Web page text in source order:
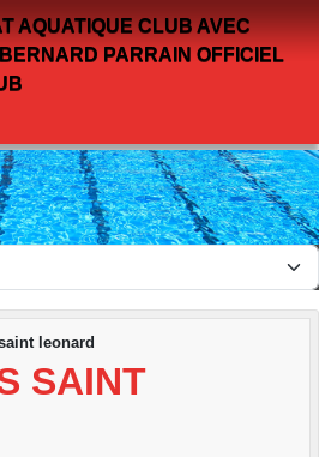
AQUATIQUE CLUB AVEC
PARRAIN OFFICIEL
leonard
SAINT